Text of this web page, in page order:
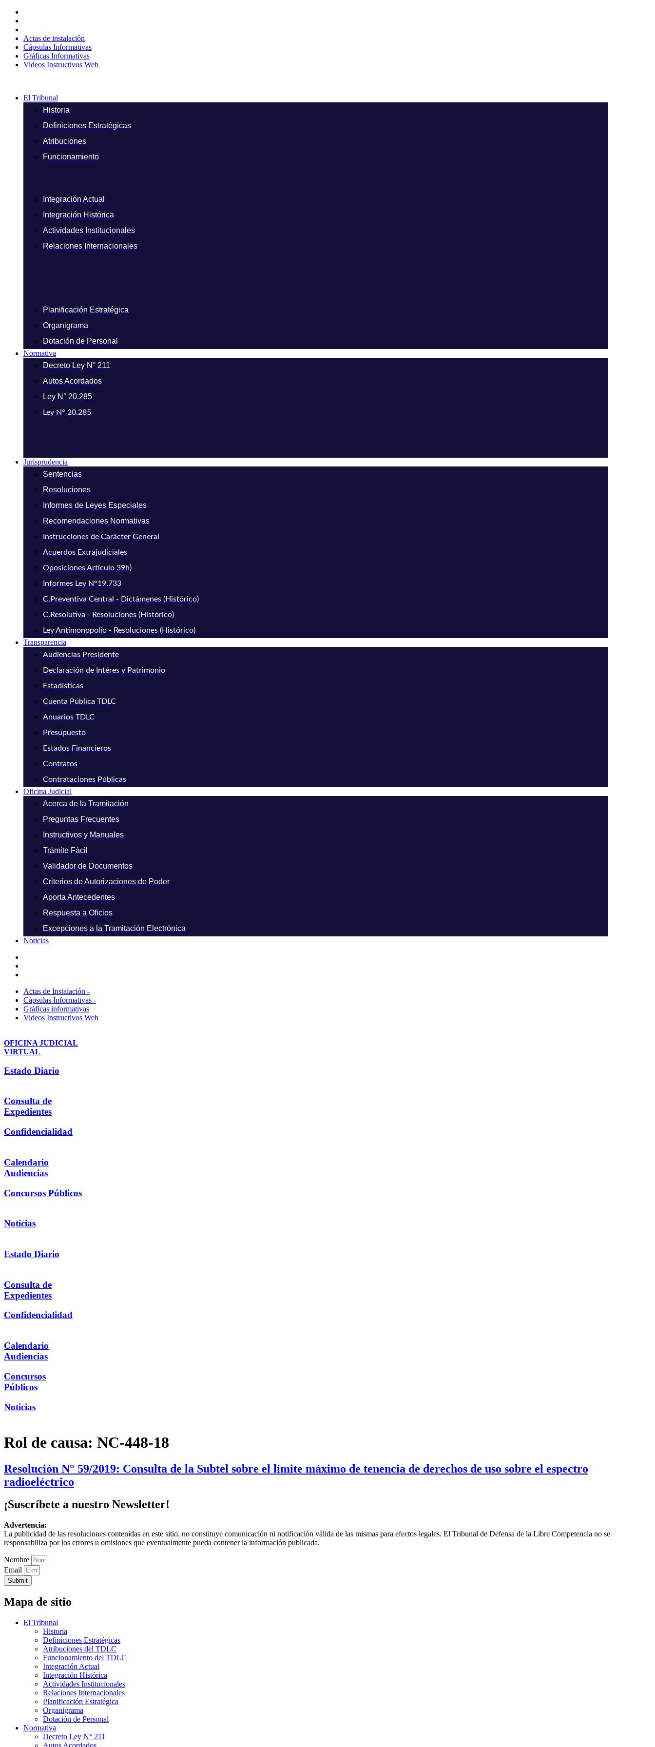
contenido
Actas de instalación
Cápsulas Informativas
Gráficas Informativas
Videos Instructivos Web
El Tribunal
Historia
Definiciones Estratégicas
Atribuciones
Funcionamiento
Integración Actual
Integración Histórica
Actividades Institucionales
Relaciones Internacionales
Planificación Estratégica
Organigrama
Dotación de Personal
Normativa
Decreto Ley N° 211
Autos Acordados
Ley N° 20.285
Ley N° 20.285
Jurisprudencia
Sentencias
Resoluciones
Informes de Leyes Especiales
Recomendaciones Normativas
Instrucciones de Carácter General
Acuerdos Extrajudiciales
Oposiciones Artículo 39h)
Informes Ley N°19.733
C.Preventiva Central - Dictámenes (Histórico)
C.Resolutiva - Resoluciones (Histórico)
Ley Antimonopolio - Resoluciones (Histórico)
Transparencia
Audiencias Presidente
Declaración de Intéres y Patrimonio
Estadísticas
Cuenta Pública TDLC
Anuarios TDLC
Presupuesto
Estados Financieros
Contratos
Contrataciones Públicas
Oficina Judicial
Acerca de la Tramitación
Preguntas Frecuentes
Instructivos y Manuales
Trámite Fácil
Validador de Documentos
Criterios de Autorizaciones de Poder
Aporta Antecedentes
Respuesta a Oficios
Excepciones a la Tramitación Electrónica
Noticias
Actas de Instalación -
Cápsulas Informativas -
Gráficas informativas
Videos Instructivos Web
OFICINA JUDICIAL
VIRTUAL
Estado Diario
Consulta de
Expedientes
Confidencialidad
Calendario
Audiencias
Concursos Públicos
Noticias
Estado Diario
Consulta de
Expedientes
Confidencialidad
Calendario
Audiencias
Concursos
Públicos
Noticias
Rol de causa: NC-448-18
Resolución N° 59/2019: Consulta de la Subtel sobre el límite máximo de tenencia de derechos de uso sobre el espectro
radioeléctrico
¡Suscríbete a nuestro Newsletter!
Advertencia:
La publicidad de las resoluciones contenidas en este sitio, no constituye comunicación ni notificación válida de las mismas para efectos legales. El Tribunal de Defensa de la Libre Competencia no se
responsabiliza por los errores u omisiones que eventualmente pueda contener la información publicada.
Nombre
Email
Submit
Mapa de sitio
El Tribunal
Historia
Definiciones Estratégicas
Atribuciones del TDLC
Funcionamiento del TDLC
Integración Actual
Integración Histórica
Actividades Institucionales
Relaciones Internacionales
Planificación Estratégica
Organigrama
Dotación de Personal
Normativa
Decreto Ley N° 211